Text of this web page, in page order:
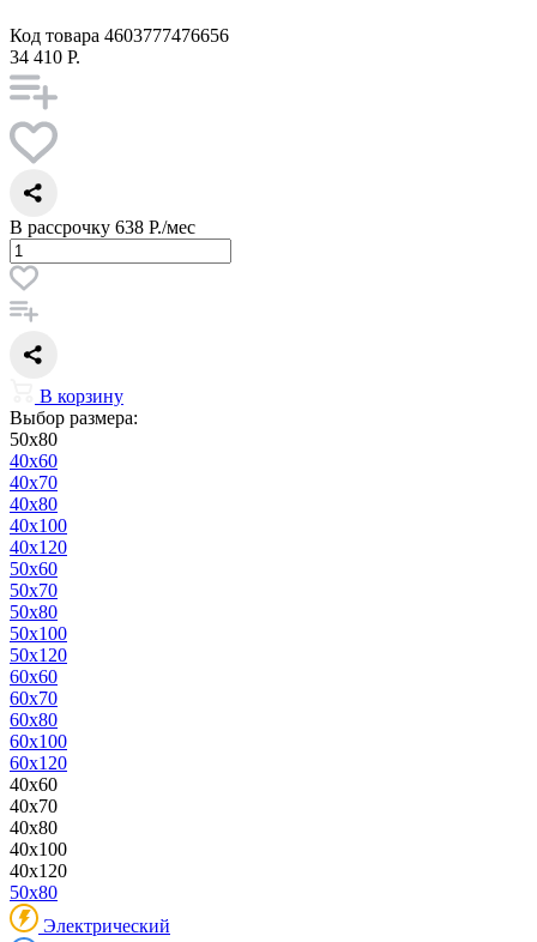
Код товара 4603777476656
34 410 Р.
В рассрочку 638 Р./мес
В корзину
Выбор размера:
50x80
40x60
40x70
40x80
40x100
40x120
50x60
50x70
50x80
50x100
50x120
60x60
60x70
60x80
60x100
60x120
40x60
40x70
40x80
40x100
40x120
50x80
Электрический